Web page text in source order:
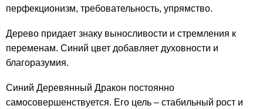
перфекционизм, требовательность, упрямство.
Дерево придает знаку выносливости и стремления к
переменам. Синий цвет добавляет духовности и
благоразумия.
Синий Деревянный Дракон постоянно
самосовершенствуется. Его цель – стабильный рост и